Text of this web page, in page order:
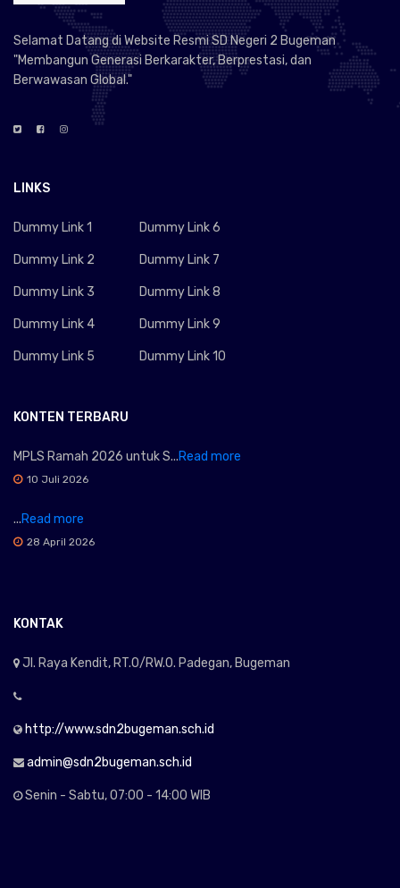
Selamat Datang di Website Resmi SD Negeri 2 Bugeman
"Membangun Generasi Berkarakter, Berprestasi, dan
Berwawasan Global."
LINKS
Dummy Link 1
Dummy Link 2
Dummy Link 3
Dummy Link 4
Dummy Link 5
Dummy Link 6
Dummy Link 7
Dummy Link 8
Dummy Link 9
Dummy Link 10
KONTEN TERBARU
MPLS Ramah 2026 untuk S...Read more
10 Juli 2026
...Read more
28 April 2026
KONTAK
Jl. Raya Kendit, RT.0/RW.0. Padegan, Bugeman
http://www.sdn2bugeman.sch.id
admin@sdn2bugeman.sch.id
Senin - Sabtu, 07:00 - 14:00 WIB